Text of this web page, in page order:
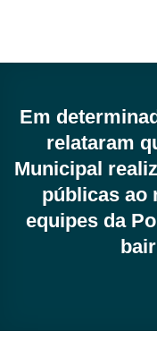
Em
relataram
Municipal
públicas ao
equipes da